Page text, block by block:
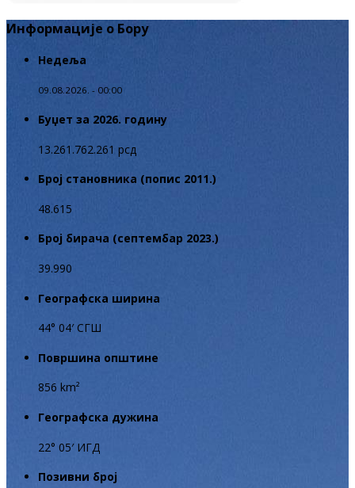
Информације о Бору
Недеља
09.08.2026. - 00:00
Буџет за 2026. годину
13.261.762.261 рсд
Број становника (попис 2011.)
48.615
Број бирача (септембар 2023.)
39.990
Географска ширина
44° 04′ СГШ
Површина општине
856 km²
Географска дужина
22° 05′ ИГД
Позивни број